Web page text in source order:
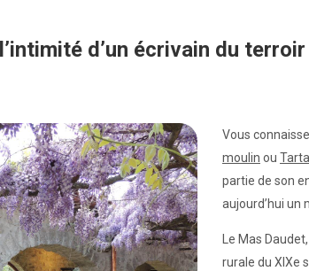
d’un écrivain du terroir
Vous
moulin ou
partie de son
aujourd’hui un
Le Mas
rurale du XIXe